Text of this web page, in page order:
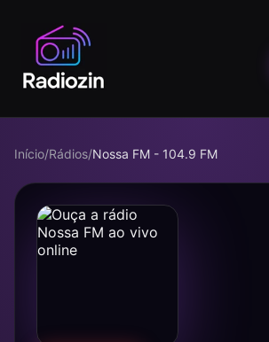
Início/Rádios/Nossa FM - 104.9 FM